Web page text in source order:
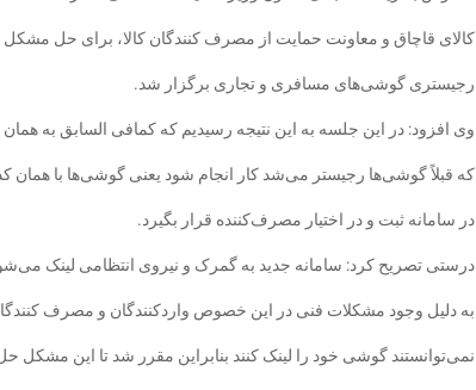
کالای قاچاق و معاونت حمایت از مصرف‌ کنندگان کالا، برای حل مشکل
رجیستری گوشی‌های مسافری و تجاری برگزار شد.
وی افزود: در این جلسه به این نتیجه رسیدیم که کمافی السابق به
که قبلاً گوشی‌ها رجیستر می‌شد کار انجام شود یعنی گوشی‌ها با همان
در سامانه ثبت و در اختیار مصرف‌کننده قرار بگیرد.
درستی تصریح کرد: سامانه جدید به گمرک و نیروی انتظامی لینک
به دلیل وجود مشکلات فنی در این خصوص واردکنندگان و مصرف
نمی‌توانستند گوشی خود را لینک کنند بنابراین مقرر شد تا این مشکل